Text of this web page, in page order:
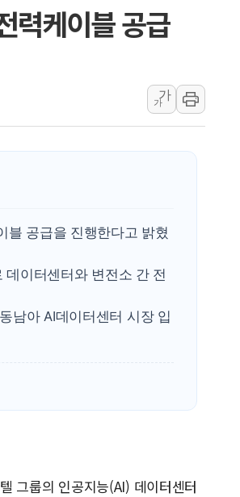
욕증시 프리뷰, 美 고용 쇼크에 금리 인상 우
합] 美 7월 고용 2만3000명 감소 '쇼크'…9월
뉴욕증시 개장 전 특징주...아틀라시안·클라우
보훈부, 미 DPAA와 MOU… "6·25 미군 실종자
프 "금리 내려야"…파월 때와 달리 워시엔 톤
정치인 측근 포항시 정책특보 내정설...포항시
李 "해남 태양광, 대한민국 다음 100년 밑거름…
李 대통령, '6시간 마라톤 부동산 2차 회의' 주재
럼프, 中 겨냥 폴리실리콘 관세 15% 부과…美 태
란와이어 "이란 최고지도자 위독…곧 사망해도
남동발전, 해남군에 국내 최대 규모 400MW 태
도증시] 중동 불안 속 유가 상승에 소폭 하락...
력케이블 공급
가
가
블 공급을 진행한다고 밝혔
이터센터와 변전소 간 전
남아 AI데이터센터 시장 입
그룹의 인공지능(AI) 데이터센터